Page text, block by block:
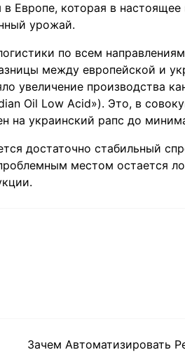
Европе, которая в настоящее
урожай.
по всем
между европейской и
увеличение производства
Oil Low Acid»). Это, в
на украинский рапс до
достаточно стабильный
местом остается
Зачем Автоматизировать